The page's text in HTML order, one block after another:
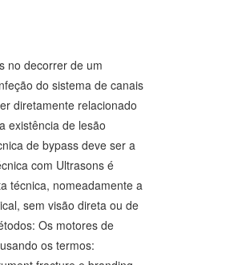
no decorrer de um
do sistema de canais
diretamente relacionado
existência de lesão
de bypass deve ser a
com Ultrasons é
técnica, nomeadamente a
sem visão direta ou de
Os motores de
os termos: